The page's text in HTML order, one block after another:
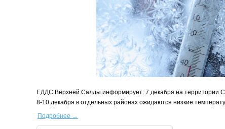
ЕДДС Верхней Салды информирует: 7 декабря на территории
8‑10 декабря в отдельных районах ожидаются низкие
Подробнее →